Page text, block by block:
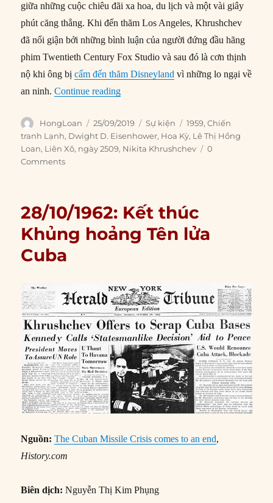
giữa những cuộc chiêu đãi xa hoa, du lịch và một vài giây
phút căng thẳng. Khi đến thăm Los Angeles, Khrushchev
đã nổi giận bởi những bình luận của người đứng đầu hãng
phim Twentieth Century Fox Studio và sau đó là cơn thịnh
nộ khi ông bịcấm đến thăm Disneyland vì những lo ngại về
an ninh.Continue reading“25/09/1959: Khrushchev thăm Mỹ,
Author
HongLoan
Posted
on
25/09/2019 Categories
Sự kiện Tags
1959,Chiến
tranh Lạnh, Dwight D. Eisenhower, Hoa Kỳ, Lê Thị Hồng
Loan, Liên Xô, ngày 2509, Nikita Khrushchev
0
Comments
28/10/1962: Kết thúc
Khủng hoảng Tên lửa
Cuba
Nguồn: The Cuban Missile Crisis comes to an end,
History.com
Biên dịch: Nguyễn Thị Kim Phụng